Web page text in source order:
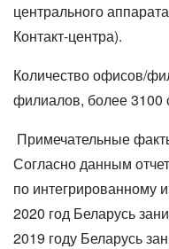
центрального
Контакт-центра).
Количество офисов/
филиалов, более 3100
Примечательные
Согласно данным
по интегрированному
2020 год Беларусь
2019 году Беларусь